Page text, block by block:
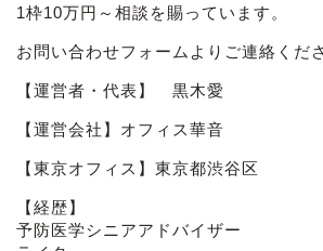
1枠10万円～相談を賜っています。
お問い合わせフォーム よりご連絡くだ
【運営者・代表】 黒木愛
【運営会社】オフィス華音
【東京オフィス】東京都渋谷区
【経歴】
予防医学シニアアドバイザー